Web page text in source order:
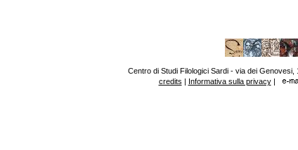
Centro di Studi Filologici Sardi - via dei Genovesi,
credits | Informativa sulla privacy|